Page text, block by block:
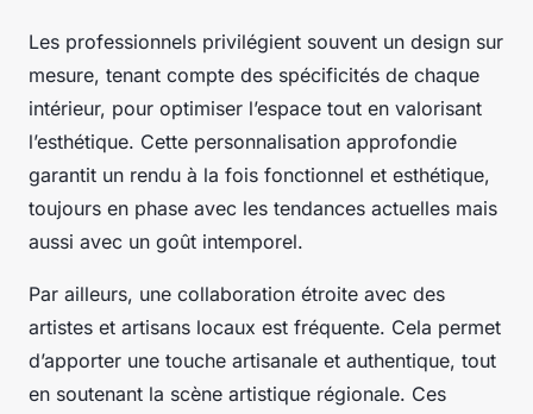
Les professionnels privilégient souvent un design sur
mesure, tenant compte des spécificités de chaque
intérieur, pour optimiser l’espace tout en valorisant
l’esthétique. Cette personnalisation approfondie
garantit un rendu à la fois fonctionnel et esthétique,
toujours en phase avec les tendances actuelles mais
aussi avec un goût intemporel.
Par ailleurs, une collaboration étroite avec des
artistes et artisans locaux est fréquente. Cela permet
d’apporter une touche artisanale et authentique, tout
en soutenant la scène artistique régionale. Ces